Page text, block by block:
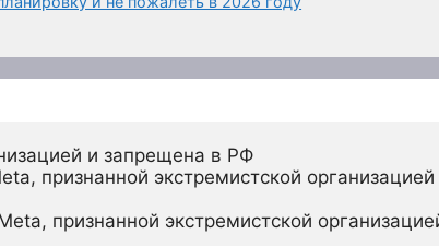
и запрещена в РФ
признанной экстремистской
признанной экстремистской